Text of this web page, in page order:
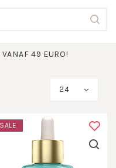
49 EURO!
24
SALE